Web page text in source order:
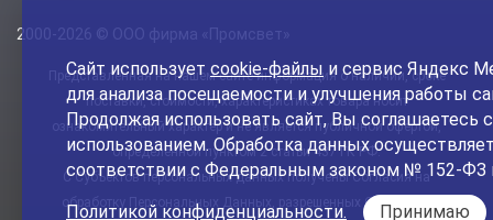
2000-2026 © ООО фирма «Промсвет»
Представленная на нашем сайте информация о наличии, сроке
поставки, стоимости, характеристиках товара носит
ознакомительный характер и не является публичной офертой,
определенной пунктом 2 статьи 437 ГК РФ.
С Субъектов персональных данных получены Согласия на
обработку Персональных Данных, разрешенных Субъектом
Сайт используетcookie-файлы и сервис Яндекс
для анализа посещаемости и улучшения работы
Продолжая использовать сайт, Вы соглашаетесь
использованием. Обработка данных
соответствии с Федеральным законом № 152-ФЗ
Политикой конфиденциальности.
Принимаю